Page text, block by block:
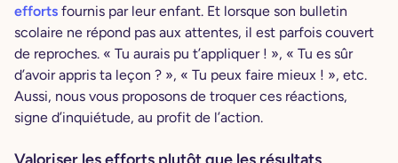
efforts fournis par leur enfant. Et lorsque son bulletin
scolaire ne répond pas aux attentes, il est parfois couvert
de reproches. « Tu aurais pu t’appliquer ! », « Tu es sûr
d’avoir appris ta leçon ? », « Tu peux faire mieux ! », etc.
Aussi, nous vous proposons de troquer ces réactions,
signe d’inquiétude, au profit de l’action.